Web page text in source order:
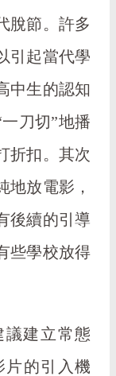
脫節。許多
引起當代學
中生的認知
刀切”地播
折扣。其次
地放電影，
後續的引導
些學校放得
議建立常態
片的引入機